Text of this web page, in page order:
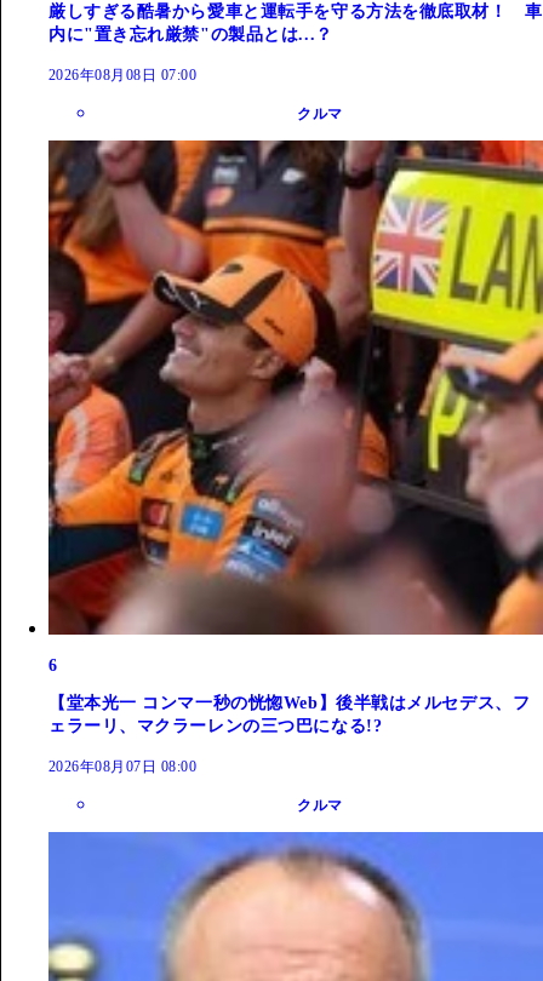
厳しすぎる酷暑から愛車と運転手を守る方法を徹底取材！ 車
内に"置き忘れ厳禁"の製品とは...？
2026年08月08日 07:00
クルマ
6
【堂本光一 コンマ一秒の恍惚Web】後半戦はメルセデス、フ
ェラーリ、マクラーレンの三つ巴になる!?
2026年08月07日 08:00
クルマ